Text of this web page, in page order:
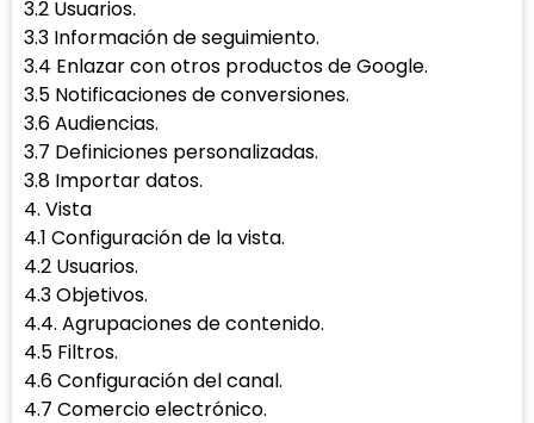
3.2 Usuarios.
3.3 Información de seguimiento.
3.4 Enlazar con otros productos de Google.
3.5 Notificaciones de conversiones.
3.6 Audiencias.
3.7 Definiciones personalizadas.
3.8 Importar datos.
4. Vista
4.1 Configuración de la vista.
4.2 Usuarios.
4.3 Objetivos.
4.4. Agrupaciones de contenido.
4.5 Filtros.
4.6 Configuración del canal.
4.7 Comercio electrónico.